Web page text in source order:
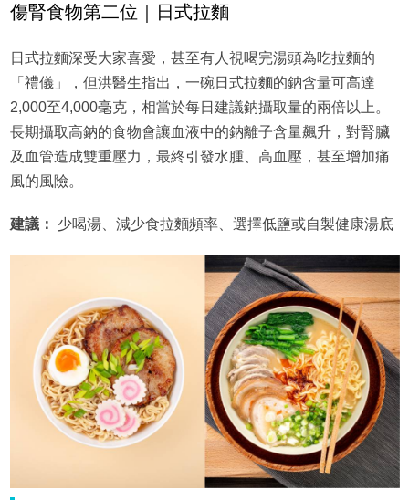
傷腎食物第二位｜日式拉麵
日式拉麵深受大家喜愛，甚至有人視喝完湯頭為吃拉麵的
「禮儀」，但洪醫生指出，一碗日式拉麵的鈉含量可高達
2,000至4,000毫克，相當於每日建議鈉攝取量的兩倍以上。
長期攝取高鈉的食物會讓血液中的鈉離子含量飆升，對腎臟
及血管造成雙重壓力，最終引發水腫、高血壓，甚至增加痛
風的風險。
建議： 少喝湯、減少食拉麵頻率、選擇低鹽或自製健康湯底